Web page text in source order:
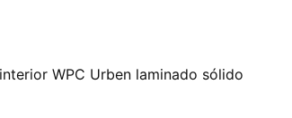
WPC Urben laminado sólido